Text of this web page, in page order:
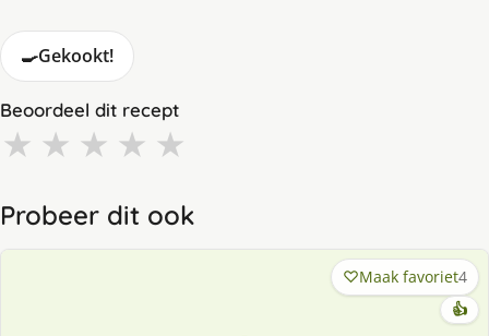
🍳Gekookt!
Beoordeel dit recept
★ ★ ★ ★ ★
Probeer dit ook
Maak favoriet4
👍